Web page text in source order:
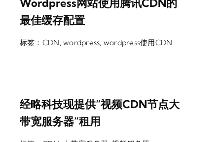
Wordpress网站使用腾讯CDN的
最佳缓存配置
标签： CDN,wordpress, wordpress使用CDN
经略科技现提供“视频CDN节点大
带宽服务器”租用